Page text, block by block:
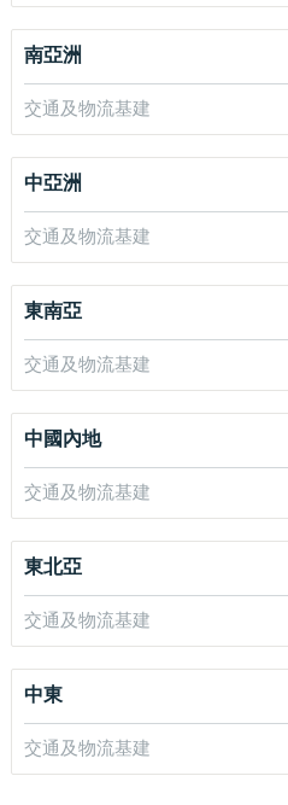
南亞洲
交通及物流基建
中亞洲
交通及物流基建
東南亞
交通及物流基建
中國內地
交通及物流基建
東北亞
交通及物流基建
中東
交通及物流基建